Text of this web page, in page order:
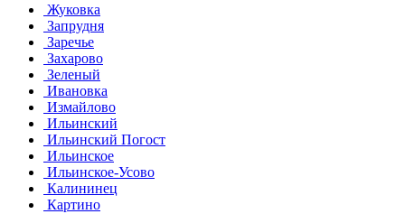
Жуковка
Запрудня
Заречье
Захарово
Зеленый
Ивановка
Измайлово
Ильинский
Ильинский Погост
Ильинское
Ильинское-Усово
Калининец
Картино